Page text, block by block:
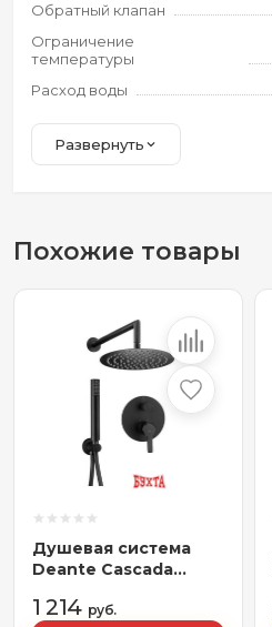
Обратный клапан
Ограничение
температуры
Расход воды
Развернуть
Похожие товары
Душевая система
Deante Cascada
N9QP
1 214 руб.